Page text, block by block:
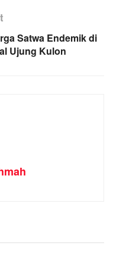
Satwa Endemik di
Ujung Kulon